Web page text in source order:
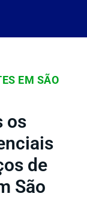
EM SÃO
os
de
São